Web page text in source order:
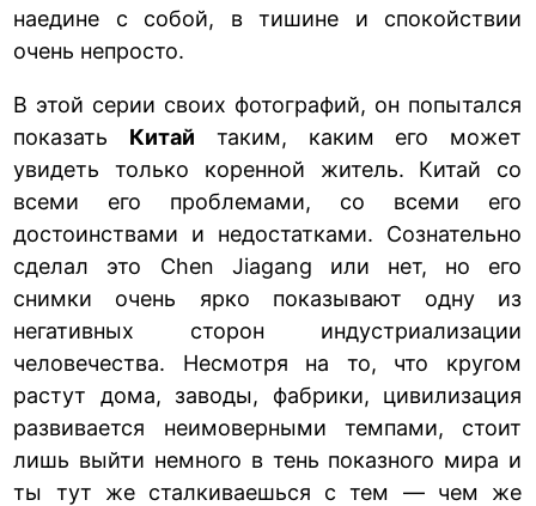
наедине с собой, в тишине и спокойствии
очень непросто.
В этой серии своих фотографий, он попытался
показать Китай таким, каким его может
увидеть только коренной житель. Китай со
всеми его проблемами, со всеми его
достоинствами и недостатками. Сознательно
сделал это Chen Jiagang или нет, но его
снимки очень ярко показывают одну из
негативных сторон индустриализации
человечества. Несмотря на то, что кругом
растут дома, заводы, фабрики, цивилизация
развивается неимоверными темпами, стоит
лишь выйти немного в тень показного мира и
ты тут же сталкиваешься с тем — чем же